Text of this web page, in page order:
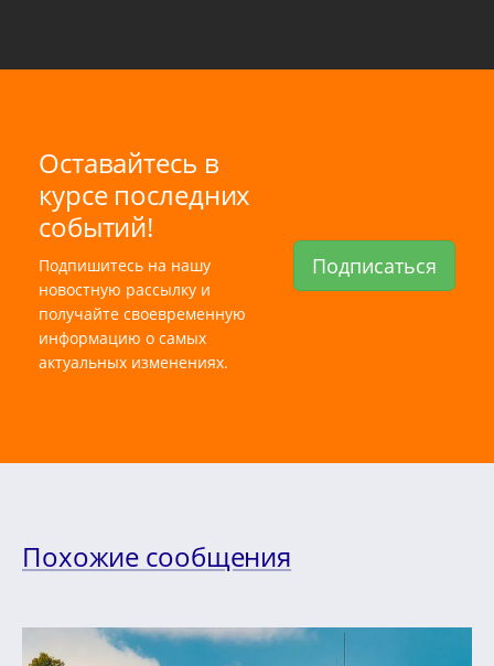
Оставайтесь в
курсе последних
событий!
Подпишитесь на нашу
новостную рассылку и
получайте своевременную
информацию о самых
актуальных изменениях.
Подписаться
Похожие сообщения